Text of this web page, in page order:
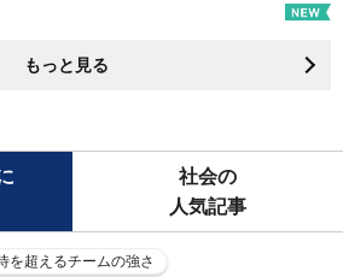
もっと見る
社会の
人気記事
を超えるチームの強さ